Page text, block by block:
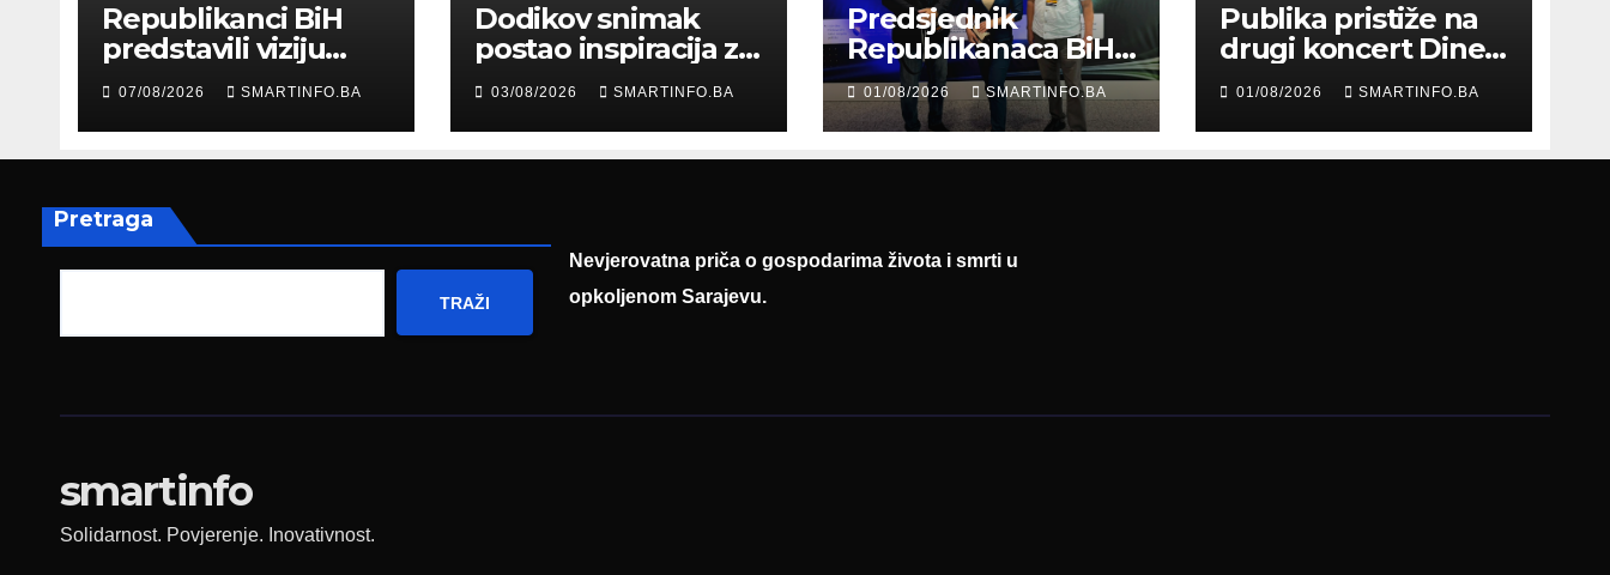
Republikanci BiH
predstavili viziju
moderne Bosne i
Hercegovine
ambasadoru
Njemačke
07/08/2026 SMARTINFO.BA
Dodikov snimak
postao inspiracija za
šale: Građani kroz
parodiju poslali
poruku
03/08/2026 SMARTINFO.BA
Predsjednik
Republikanaca BiH
Edin Garaplija
prisustvovao
prezentaciji
Federalnog sajma
01/08/2026 SMARTINFO.BA
Publika pristiže na
drugi koncert Dine
Merlina na Koševu
01/08/2026 SMARTINFO.BA
Pretraga
TRAŽI
Nevjerovatna priča o gospodarima života i smrti u
opkoljenom Sarajevu.
smartinfo
Solidarnost. Povjerenje. Inovativnost.